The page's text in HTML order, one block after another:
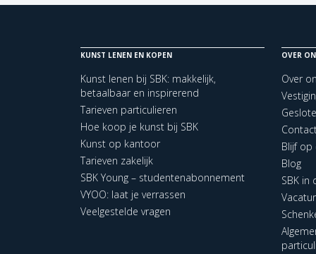
KUNST LENEN EN KOPEN
Kunst lenen bij SBK: makkelijk,
betaalbaar en inspirerend
Tarieven particulieren
Hoe koop je kunst bij SBK
Kunst op kantoor
Tarieven zakelijk
SBK Young – studentenabonnement
VYOO: laat je verrassen
Veelgestelde vragen
OVER
Over
Blijf op
Blog
SBK in